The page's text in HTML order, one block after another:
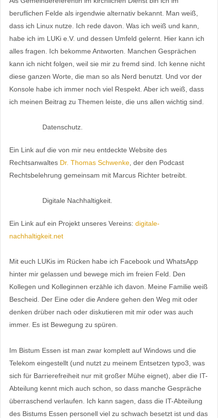
beruflichen Felde als irgendwie alternativ bekannt. Man weiß,
dass ich Linux nutze. Ich rede davon. Was ich weiß und kann,
habe ich im LUKi e.V. und dessen Umfeld gelernt. Hier kann ich
alles fragen. Ich bekomme Antworten. Manchen Gesprächen
kann ich nicht folgen, weil sie mir zu fremd sind. Ich kenne nicht
diese ganzen Worte, die man so als Nerd benutzt. Und vor der
Konsole habe ich immer noch viel Respekt. Aber ich weiß, dass
ich meinen Beitrag zu Themen leiste, die uns allen wichtig sind.
Datenschutz.
Ein Link auf die von mir neu entdeckte Website des
Rechtsanwaltes Dr. Thomas Schwenke, der den Podcast
Rechtsbelehrung gemeinsam mit Marcus Richter betreibt.
Digitale Nachhaltigkeit.
Ein Link auf ein Projekt unseres Vereins: digitale-
nachhaltigkeit.net
Mit euch LUKis im Rücken habe ich Facebook und WhatsApp
hinter mir gelassen und bewege mich im freien Feld. Den
Kollegen und Kolleginnen erzähle ich davon. Meine Familie weiß
Bescheid. Der Eine oder die Andere gehen den Weg mit oder
denken drüber nach oder diskutieren mit mir oder was auch
immer. Es ist Bewegung zu spüren.
Im Bistum Essen ist man zwar komplett auf Windows und die
Telekom eingestellt (und nutzt zu meinem Entsetzen typo3, was
sich für Barrierefreiheit nur mit großer Mühe eignet), aber die IT-
Abteilung kennt mich auch schon, so dass manche Gespräche
überraschend verlaufen. Ich kann sagen, dass die IT-Abteilung
des Bistums Essen personell viel zu schwach besetzt ist und das